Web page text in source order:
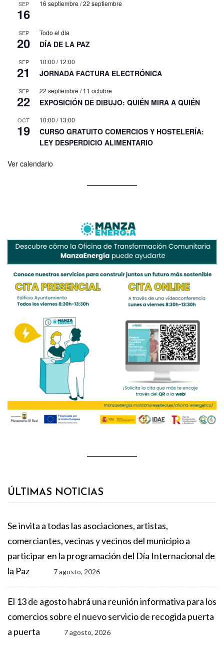
SEP
16
16 septiembre /22 septiembre
SEP
20
Todo el día
DÍA DE LA PAZ
SEP
21
10:00 /12:00
JORNADA FACTURA ELECTRÓNICA
SEP
22
22 septiembre /11 octubre
EXPOSICIÓN DE DIBUJO: QUIÉN MIRA A QUIÉN
OCT
19
10:00 /13:00
CURSO GRATUITO COMERCIOS Y HOSTELERÍA:
LEY DESPERDICIO ALIMENTARIO
Ver calendario
ÚLTIMAS NOTICIAS
Se invita a todas las asociaciones, artistas,
comerciantes, vecinas y vecinos del municipio a
participar en la programación del Día Internacional de
la Paz
7 agosto, 2026
El 13 de agosto habrá una reunión informativa para los
comercios sobre el nuevo servicio de recogida puerta
a puerta
7 agosto, 2026